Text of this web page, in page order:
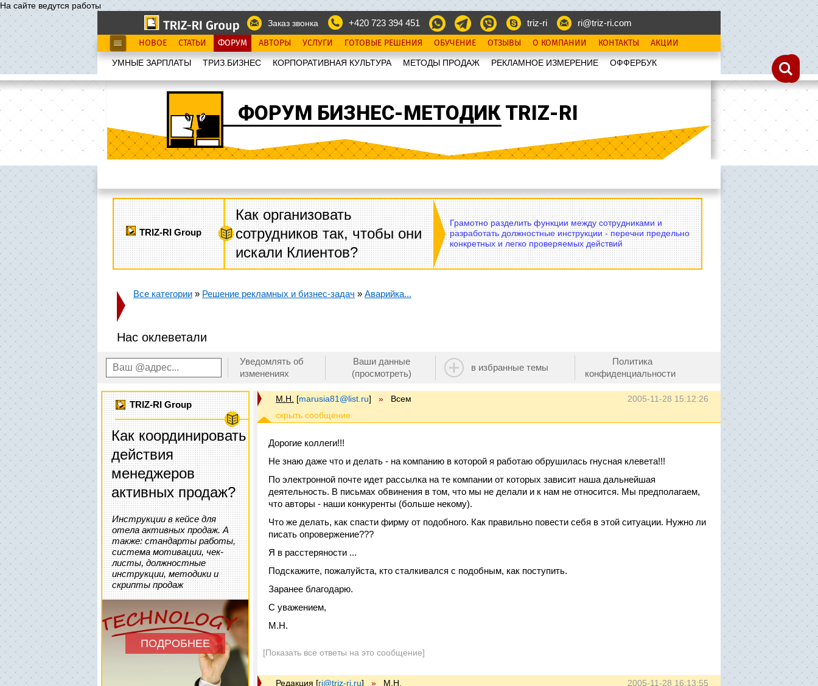
На сайте ведутся работы
Заказ звонка
+420 723 394 451 triz-ri ri@triz-ri.com
НОВОЕ СТАТЬИ ФОРУМ АВТОРЫ УСЛУГИ ГОТОВЫЕ РЕШЕНИЯ ОБУЧЕНИЕ ОТЗЫВЫ О КОМПАНИИ КОНТАКТЫ АКЦИИ
УМНЫЕ ЗАРПЛАТЫ ТРИЗ.БИЗНЕС КОРПОРАТИВНАЯ КУЛЬТУРА МЕТОДЫ ПРОДАЖ РЕКЛАМНОЕ ИЗМЕРЕНИЕ OФФЕРБУК
ФОРУМ БИЗНЕС-МЕТОДИК TRIZ-RI
TRIZ-RI Group
Как организовать
сотрудников так, чтобы они
искали Клиентов?
Грамотно разделить функции между сотрудниками и
разработать должностные инструкции - перечни предельно
конкретных и легко проверяемых действий
Все категории » Решение рекламных и бизнес-задач » Аварийка...
Нас оклеветали
Уведомлять об
изменениях
Ваши данные
(просмотреть)
в избранные темы
Политика
конфиденциальности
TRIZ-RI Group
Как координировать
действия
менеджеров
активных продаж?
Инструкции в кейсе для
отела активных продаж. А
также: стандарты работы,
система мотивации, чек-
листы, должностные
инструкции, методики и
скрипты продаж
ПОДРОБНЕЕ
2005-11-28 15:12:26
М.Н. [marusia81@list.ru] » Всем
Дорогие коллеги!!!
Не знаю даже что и делать - на компанию в которой я работаю обрушилась гнусная клевета!!!
По электронной почте идет рассылка на те компании от которых зависит наша дальнейшая
деятельность. В письмах обвинения в том, что мы не делали и к нам не относится. Мы предполагаем,
что авторы - наши конкуренты (больше некому).
Что же делать, как спасти фирму от подобного. Как правильно повести себя в этой ситуации. Нужно ли
писать опровержение???
Я в расстеряности ...
Подскажите, пожалуйста, кто сталкивался с подобным, как поступить.
Заранее благодарю.
С уважением,
М.Н.
[Показать все ответы на это сообщение]
2005-11-28 16:13:55
Редакция [ri@triz-ri.ru] » М.Н.